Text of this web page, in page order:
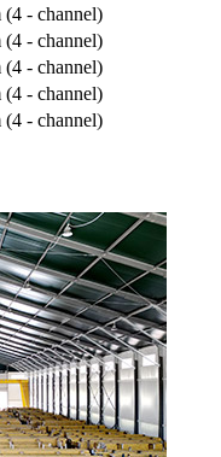
- channel)
- channel)
- channel)
- channel)
- channel)